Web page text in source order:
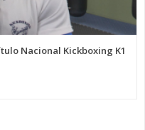
Nacional Kickboxing K1